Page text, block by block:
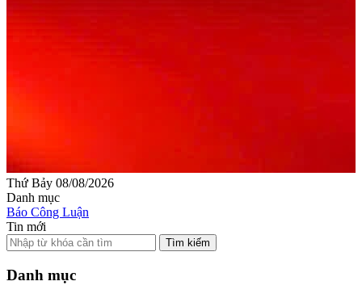
Thứ Bảy 08/08/2026
Danh mục
Báo Công Luận
Tin mới
Tìm kiếm
Danh mục